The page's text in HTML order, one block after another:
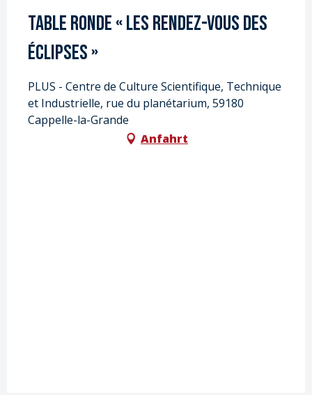
Table ronde « Les rendez-vous des
éclipses »
PLUS - Centre de Culture Scientifique, Technique
et Industrielle, rue du planétarium, 59180
Cappelle-la-Grande
Anfahrt